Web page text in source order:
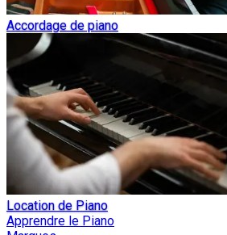
Accordage de piano
Location de Piano
Apprendre le Piano